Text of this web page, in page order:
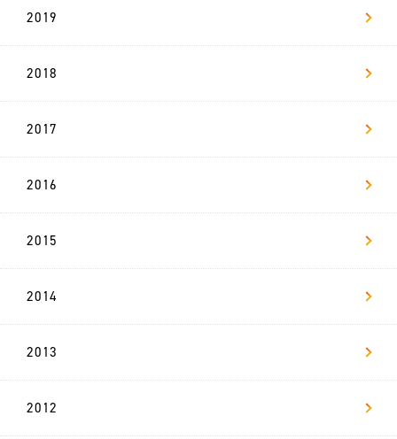
2019
2018
2017
2016
2015
2014
2013
2012